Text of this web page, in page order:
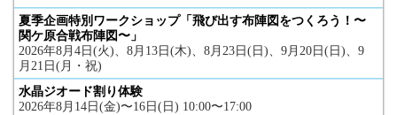
夏季企画特別ワークショップ「飛び出す布陣図をつくろう！〜
関ケ原合戦布陣図〜」
2026年8月4日(火)、8月13日(木)、8月23日(日)、9月20日(日)、9
月21日(月・祝)
水晶ジオード割り体験
2026年8月14日(金)〜16日(日) 10:00〜17:00